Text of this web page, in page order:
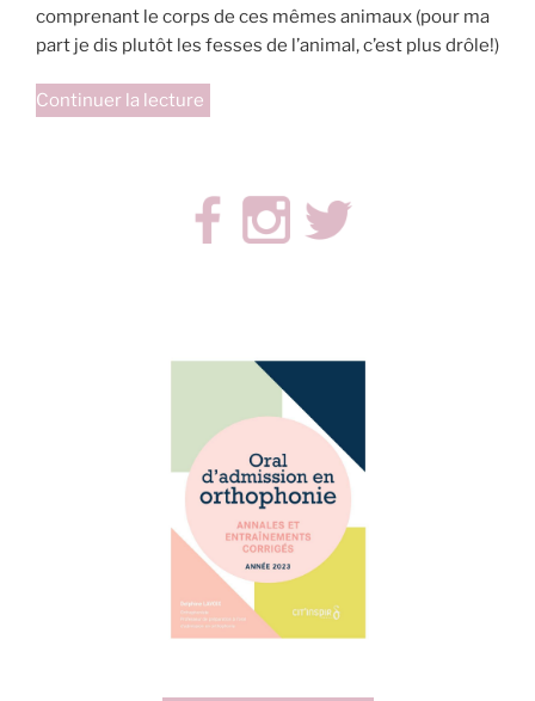
comprenant le corps de ces mêmes animaux (pour ma
part je dis plutôt les fesses de l’animal, c’est plus drôle!)
Continuer la lecture
Cartasyntax) »